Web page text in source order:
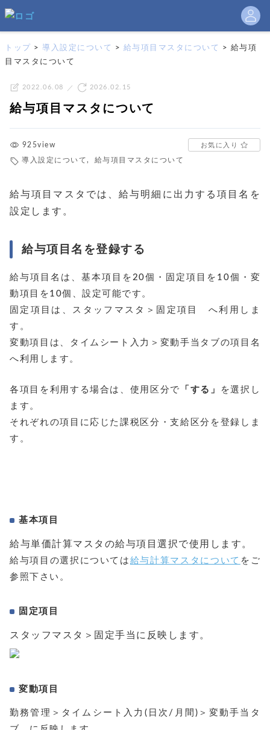
トップ > 導入設定について > 給与項目マスタについて > 給与項
目マスタについて
2022.06.08 2026.02.15
給与項目マスタについて
925view
導入設定について, 給与項目マスタについて
お気に入り
給与項目マスタでは、給与明細に出力する項目名を
設定します。
給与項目名を登録する
給与項目名は、基本項目を20個・固定項目を10個・変
動項目を10個、設定可能です。
固定項目は、スタッフマスタ＞固定項目 へ利用しま
す。
変動項目は、タイムシート入力＞変動手当タブの項目名
へ利用します。
各項目を利用する場合は、使用区分で 「する」
を選択し
ます。
それぞれの項目に応じた課税区分・支給区分を登録しま
す。
基本項目
給与単価計算マスタの給与項目選択で使用します。
給与項目の選択については 給与計算マスタについて をご
参照下さい。
固定項目
スタッフマスタ＞固定手当に反映します。
変動項目
勤務管理＞タイムシート入力(日次/月間)＞変動手当タ